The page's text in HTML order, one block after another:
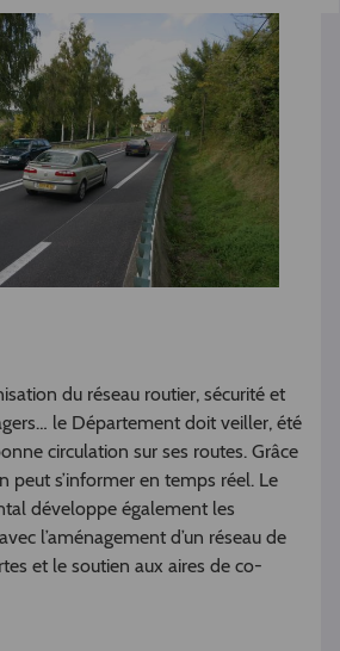
du réseau routier, sécurité et
le Département doit veiller, été
circulation sur ses routes. Grâce
peut s’informer en temps réel. Le
développe également les
l’aménagement d’un réseau de
et le soutien aux aires de co-